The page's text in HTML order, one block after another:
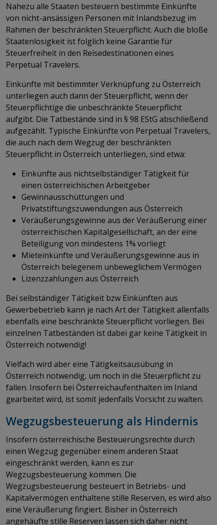
Nahezu alle Staaten besteuern bestimmte Einkünfte
von nicht-ansässigen Personen mit Inlandsbezug im
Rahmen der beschränkten Steuerpflicht. Auch die bloße
Staatenlosigkeit ist folglich keine Garantie für
Steuerfreiheit in den Reisedestinationen eines
Perpetual Travelers.
Einkünfte mit bestimmter Verknüpfung zu Österreich
unterliegen auch dann der Steuerpflicht, wenn der
Steuerpflichtige die unbeschränkte Steuerpflicht
aufgibt. Die Tatbestände sind in § 98 EStG abschließend
aufgezählt. Typische Einkünfte von Perpetual Travelers,
die auch nach dem Wegzug der beschränkten
Steuerpflicht in Österreich unterliegen, sind etwa:
Einkünfte aus nichtselbständiger Tätigkeit für
einen österreichischen Arbeitgeber
Gewinnausschüttungen und
Privatstiftungszuwendungen aus Österreich
Veräußerungsgewinne aus der Veräußerung einer
österreichischen Kapitalgesellschaft, an der eine
Beteiligung von mindestens 1% vorliegt
Mieteinkünfte und Veräußerungsgewinne aus in
Österreich belegenem unbeweglichem Vermögen
Lizenzzahlungen aus Österreich
Bei selbständiger Tätigkeit bzw Einkünften aus
Gewerbebetrieb kann je nach Art der Tätigkeit allenfalls
ebenfalls eine beschränkte Steuerpflicht vorliegen. Bei
einzelnen Tatbeständen ist dabei gar keine Tätigkeit in
Österreich notwendig!
Vielfach wird aber eine Tätigkeitsausübung in
Österreich notwendig, um noch in die Steuerpflicht zu
fallen. Insofern bei Österreichaufenthalten im Inland
gearbeitet wird, ist somit jedenfalls Vorsicht zu walten.
Wegzugsbesteuerung als Hindernis
Insofern österreichische Besteuerungsrechte durch
einen Wegzug gegenüber einem anderen Staat
eingeschränkt werden, kann es zur
Wegzugsbesteuerung kommen. Die
Wegzugsbesteuerung besteuert in Betriebs- und
Kapitalvermögen enthaltene stille Reserven, es wird also
eine Veräußerung fingiert. Bisher in Österreich
angehäufte stille Reserven lassen sich daher nicht